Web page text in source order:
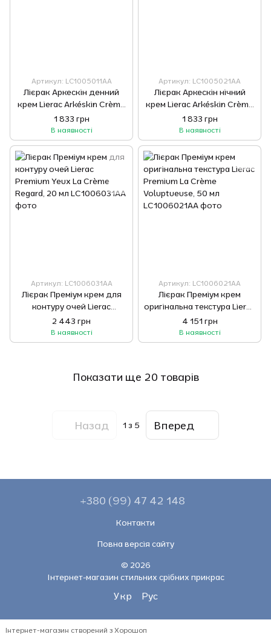
Артикул: LC1005011AA
Лієрак Аркескін денний
крем Lierac Arkéskin Crème
Jour Ménopause, 50 мл
1 833 грн
В наявності
Артикул: LC1005021AA
Лієрак Аркескін нічний
крем Lierac Arkéskin Crème
Nuit Ménopause, 50 мл
1 833 грн
В наявності
Артикул: LC1006031AA
Лієрак Преміум крем для
контуру очей Lierac
Premium Yeux La Crème
Regard, 20 мл
2 443 грн
В наявності
Артикул: LC1006021AA
Лієрак Преміум крем
оригінальна текстура Lierac
Premium La Crème
Voluptueuse, 50 мл
4 151 грн
В наявності
Показати ще 20 товарів
Назад 1 з 5 Вперед
+380 (99) 47 42 148
Контакти
Повна версія сайту
© 2026
Інтернет-магазин стильних срібних прикрас
Укр Рус
Інтернет-магазин створений з Хорошоп